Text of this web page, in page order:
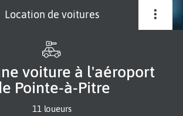
Location de voitures
Pointe-à-Pitre
11 loueurs